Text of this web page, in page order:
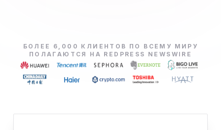
БОЛЕЕ 6,000 КЛИЕНТОВ ПО ВСЕМУ МИРУ
ПОЛАГАЮТСЯ НА REDPRESS NEWSWIRE